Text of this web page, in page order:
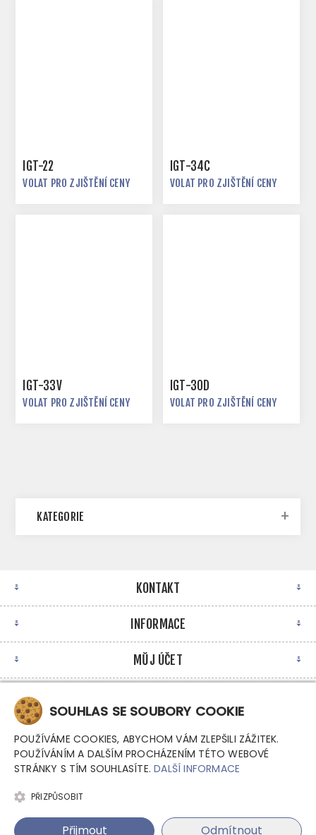
IGT-22
VOLAT PRO ZJIŠTĚNÍ CENY
IGT-34C
VOLAT PRO ZJIŠTĚNÍ CENY
IGT-33V
VOLAT PRO ZJIŠTĚNÍ CENY
IGT-30D
VOLAT PRO ZJIŠTĚNÍ CENY
KATEGORIE
KONTAKT
INFORMACE
MŮJ ÚČET
Všechna práva vyhrazena.
SOUHLAS SE SOUBORY COOKIE
POUŽÍVÁME COOKIES, ABYCHOM VÁM ZLEPŠILI ZÁŽITEK.
POUŽÍVÁNÍM A DALŠÍM PROCHÁZENÍM TÉTO WEBOVÉ
STRÁNKY S TÍM SOUHLASÍTE.DALŠÍ INFORMACE
PŘIZPŮSOBIT
Přijmout Odmítnout